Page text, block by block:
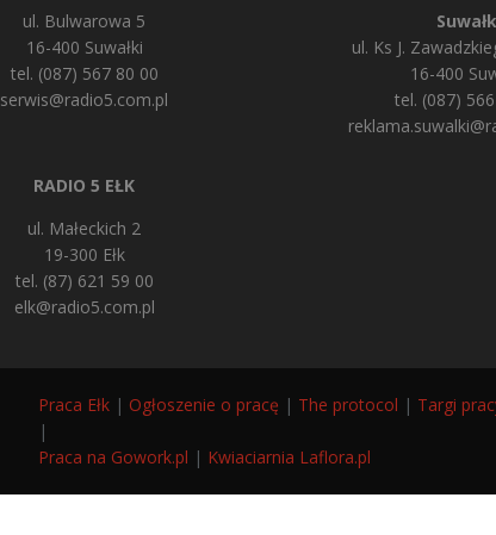
ul. Bulwarowa 5
16-400 Suwałki
tel. (087) 567 80 00
serwis@radio5.com.pl
RADIO 5 EŁK
ul. Małeckich 2
19-300 Ełk
tel. (87) 621 59 00
elk@radio5.com.pl
ul. Ks J.
16-400
tel. (087)
Praca Ełk | Ogłoszenie o pracę | The protocol | Targi
|
Praca na Gowork.pl | Kwiaciarnia Laflora.pl